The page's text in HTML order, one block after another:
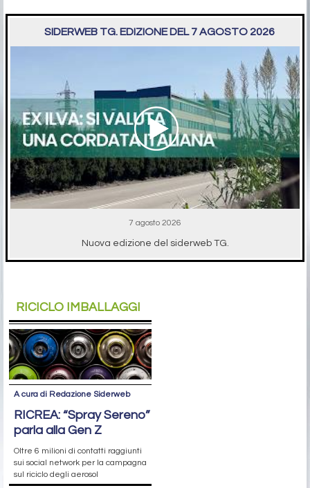
SIDERWEB TG. EDIZIONE DEL 7 AGOSTO 2026
7 agosto 2026
Nuova edizione del siderweb TG.
RICICLO IMBALLAGGI
A cura di Redazione Siderweb
RICREA: “Spray Sereno”
parla alla Gen Z
Oltre 6 milioni di contatti raggiunti
sui social network per la campagna
sul riciclo degli aerosol